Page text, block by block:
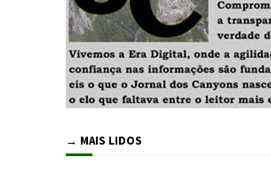
→ MAIS LIDOS